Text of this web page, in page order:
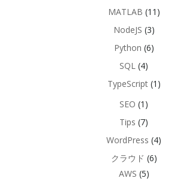
MATLAB (11)
NodeJS (3)
Python (6)
SQL (4)
TypeScript(1)
SEO (1)
Tips (7)
WordPress (4)
クラウド (6)
AWS (5)